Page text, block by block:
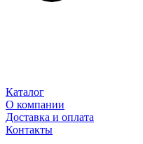
Каталог
О компании
Доставка и оплата
Контакты